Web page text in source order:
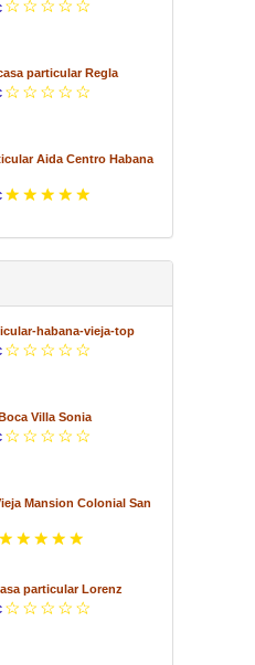
particular Regla
Aida Centro Habana
habana-vieja-top
Villa Sonia
Mansion Colonial San
particular Lorenz